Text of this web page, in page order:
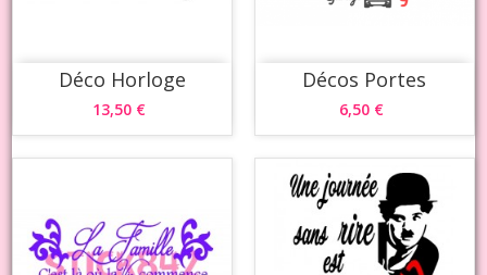
Déco Horloge
13,50 €
Décos Portes
6,50 €